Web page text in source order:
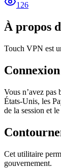
126
À propos
Touch VPN est
Connexion
Vous n’avez
États-Unis, les
de la session et
Cet utilitaire
gouvernement.